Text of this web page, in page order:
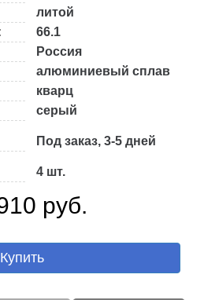
литой
66.1
Россия
алюминиевый сплав
кварц
серый
Под заказ, 3-5 дней
4 шт.
руб.